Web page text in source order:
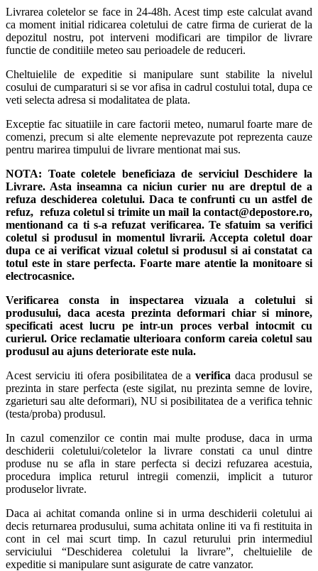
Livrarea coletelor se face in 24-48h. Acest timp este calculat avand
ca moment initial ridicarea coletului de catre firma de curierat de la
depozitul nostru, pot interveni modificari are timpilor de livrare
functie de conditiile meteo sau perioadele de reduceri.
Cheltuielile de expeditie si manipulare sunt stabilite la nivelul
cosului de cumparaturi si se vor afisa in cadrul costului total, dupa ce
veti selecta adresa si modalitatea de plata.
Exceptie fac situatiile in care factorii meteo, numarul foarte mare de
comenzi, precum si alte elemente neprevazute pot reprezenta cauze
pentru marirea timpului de livrare mentionat mai sus.
NOTA: Toate coletele beneficiaza de serviciul Deschidere la
Livrare. Asta inseamna ca niciun curier nu are dreptul de a
refuza deschiderea coletului. Daca te confrunti cu un astfel de
refuz, refuza coletul si trimite un mail la contact@depostore.ro,
mentionand ca ti s-a refuzat verificarea. Te sfatuim sa verifici
coletul si produsul in momentul livrarii. Accepta coletul doar
dupa ce ai verificat vizual coletul si produsul si ai constatat ca
totul este in stare perfecta. Foarte mare atentie la monitoare si
electrocasnice.
Verificarea consta in inspectarea vizuala a coletului si
produsului, daca acesta prezinta deformari chiar si minore,
specificati acest lucru pe intr-un proces verbal intocmit cu
curierul. Orice reclamatie ulterioara conform careia coletul sau
produsul au ajuns deteriorate este nula.
Acest serviciu iti ofera posibilitatea de averifica daca produsul se
prezinta in stare perfecta (este sigilat, nu prezinta semne de lovire,
zgarieturi sau alte deformari), NU si posibilitatea de a verifica tehnic
(testa/proba) produsul.
In cazul comenzilor ce contin mai multe produse, daca in urma
deschiderii coletului/coletelor la livrare constati ca unul dintre
produse nu se afla in stare perfecta si decizi refuzarea acestuia,
procedura implica returul intregii comenzii, implicit a tuturor
produselor livrate.
Daca ai achitat comanda online si in urma deschiderii coletului ai
decis returnarea produsului, suma achitata online iti va fi restituita in
cont in cel mai scurt timp. In cazul returului prin intermediul
serviciului “Deschiderea coletului la livrare”, cheltuielile de
expeditie si manipulare sunt asigurate de catre vanzator.